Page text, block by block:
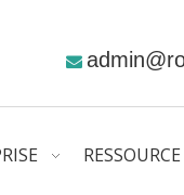

RESSOURCE